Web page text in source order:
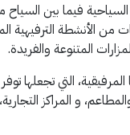
فيما بين
من الأنشطة الترفيهية
المتنوعة والفريدة.
التي تجعلها
و المراكز